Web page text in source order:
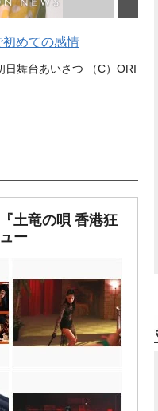
めての感情
日舞台あいさつ （C）ORI
土竜の唄 香港狂
ー